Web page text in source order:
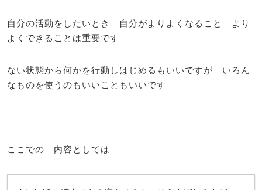
自分の活動をしたいとき 自分がよりよくなること より
よくできることは重要です
ない状態から何かを行動しはじめるもいいですが いろん
なものを使うのもいいこともいいです
ここでの 内容としては